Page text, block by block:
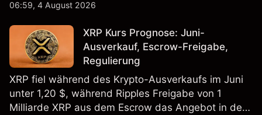
06:59, 4 August 2026
XRP Kurs Prognose: Juni-
Ausverkauf, Escrow-Freigabe,
Regulierung
XRP fiel während des Krypto-Ausverkaufs im Juni
unter 1,20 $, während Ripples Freigabe von 1
Milliarde XRP aus dem Escrow das Angebot in den